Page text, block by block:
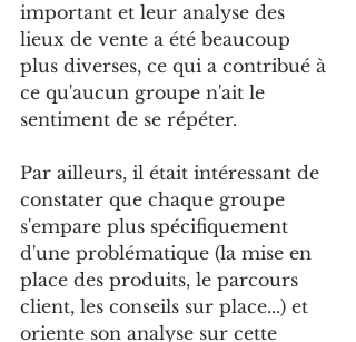
important et leur analyse des
lieux de vente a été beaucoup
plus diverses, ce qui a contribué à
ce qu'aucun groupe n'ait le
sentiment de se répéter.
Par ailleurs, il était intéressant de
constater que chaque groupe
s'empare plus spécifiquement
d'une problématique (la mise en
place des produits, le parcours
client, les conseils sur place...) et
oriente son analyse sur cette